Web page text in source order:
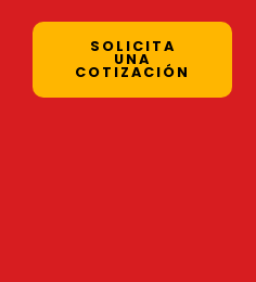
SOLICITA
UNA
COTIZACIÓN